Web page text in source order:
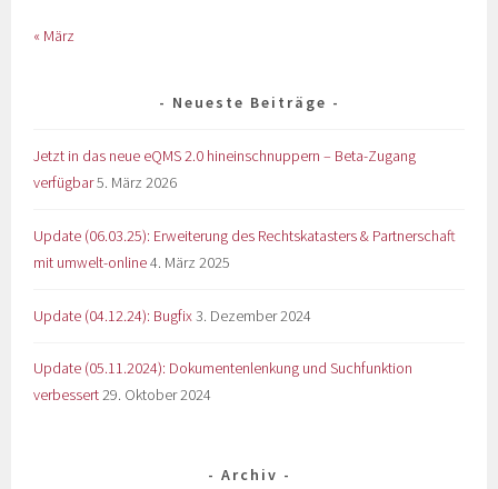
« März
Neueste Beiträge
Jetzt in das neue eQMS 2.0 hineinschnuppern – Beta-Zugang
verfügbar5. März 2026
Update (06.03.25): Erweiterung des Rechtskatasters & Partnerschaft
mit umwelt-online4. März 2025
Update (04.12.24): Bugfix 3. Dezember 2024
Update (05.11.2024): Dokumentenlenkung und Suchfunktion
verbessert29. Oktober 2024
Archiv